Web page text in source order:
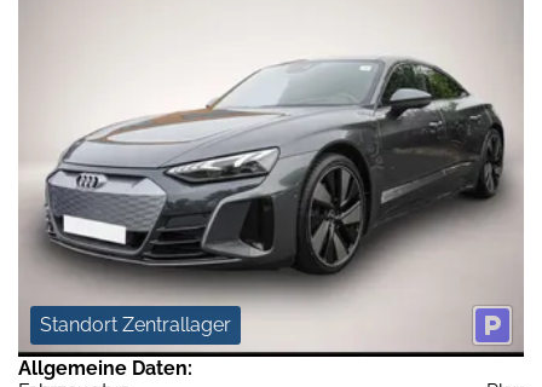
Standort Zentrallager
Allgemeine Daten: